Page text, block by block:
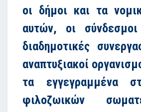
οι δήμοι και τα
αυτών, οι
διαδημοτικές
αναπτυξιακοί
τα εγγεγραμμένα
φιλοζωικών